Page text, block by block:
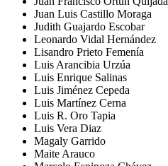
Juan Luis Castillo Moraga
Judith Guajardo Escobar
Leonardo Vidal Hernández
Lisandro Prieto Femenía
Luis Arancibia Urzúa
Luis Enrique Salinas
Luis Jiménez Cepeda
Luis Martínez Cerna
Luis R. Oro Tapia
Luis Vera Diaz
Magaly Garrido
Maite Arauco